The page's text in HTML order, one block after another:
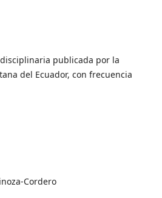
publicada por la
del Ecuador, con frecuencia
Cordero